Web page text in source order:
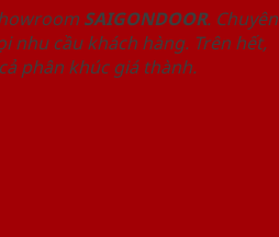
SAIGONDOOR. Chuyên
nhu cầu khách hàng. Trên hết,
phân khúc giá thành.